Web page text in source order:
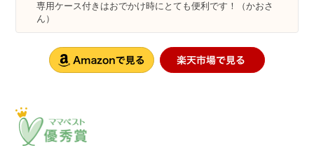
専用ケース付きはおでかけ時にとても便利です！（かおさ
ん）